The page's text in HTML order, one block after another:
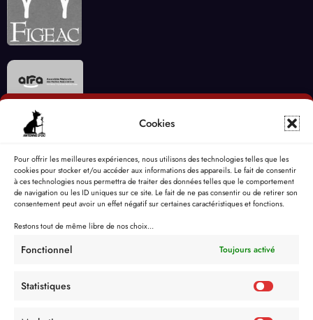
Cookies
Pour offrir les meilleures expériences, nous utilisons des technologies telles que les
cookies pour stocker et/ou accéder aux informations des appareils. Le fait de consentir
à ces technologies nous permettra de traiter des données telles que le comportement
de navigation ou les ID uniques sur ce site. Le fait de ne pas consentir ou de retirer son
consentement peut avoir un effet négatif sur certaines caractéristiques et fonctions.
Restons tout de même libre de nos choix...
Fonctionnel Toujours activé
Statistiques